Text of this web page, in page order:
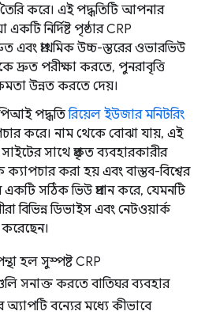
তৈরি করে। এই পদ্ধতিটি আপনার
নির্দিষ্ট পৃষ্ঠার CRP
এবং প্রাথমিক উচ্চ-স্তরের ওভারভিউ
দ্রুত পরীক্ষা করতে, পুনরাবৃত্তি
উন্নত করতে দেয়।
পদ্ধতিরিয়েল ইউজার মনিটরিং
করে। নাম থেকে বোঝা যায়, এই
সাথে প্রকৃত ব্যবহারকারীর
করা হয় এবং বাস্তব-বিশ্বের
সঠিক ভিউ প্রদান করে, যেমনটি
বিভিন্ন ডিভাইস এবং নেটওয়ার্ক
হল সুস্পষ্ট CRP
সনাক্ত করতে বাতিঘর ব্যবহার
বন্যের মধ্যে কীভাবে